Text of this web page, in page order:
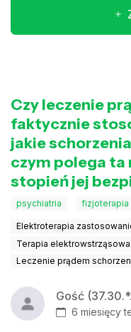
Czy leczenie
faktycznie
jakie
czym polega ta
stopień jej
psychiatria fizjoterapia
Elektroterapia
Terapia
Leczenie prądem
Gość
6 miesięcy